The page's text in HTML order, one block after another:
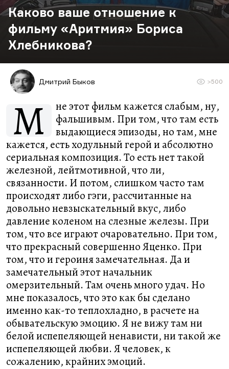
Каково ваше отношение к
фильму «Аритмия» Бориса
Хлебникова?
Дмитрий Быков >500
М
не этот фильм кажется слабым, ну,
фальшивым. При том, что там есть
выдающиеся эпизоды, но там, мне
кажется, есть ходульный герой и абсолютно
сериальная композиция. То есть нет такой
железной, лейтмотивной, что ли,
связанности. И потом, слишком часто там
происходят либо гэги, рассчитанные на
довольно невзыскательный вкус, либо
давление коленом на слезные железы. При
том, что все играют очаровательно. При том,
что прекрасный совершенно Яценко. При
том, что и героиня замечательная. Да и
замечательный этот начальник
омерзительный. Там очень много удач. Но
мне показалось, что это как бы сделано
именно как-то теплохладно, в расчете на
обывательскую эмоцию. Я не вижу там ни
белой испепеляющей ненависти, ни такой же
испепеляющей любви. Я человек, к
сожалению, крайних эмоций.